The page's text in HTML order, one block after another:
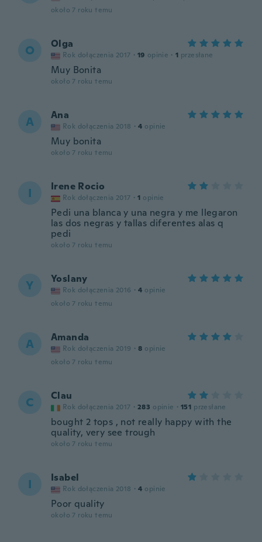
około 7 roku temu
O Olga
Rok dołączenia 2017 · 19 opinie · 1 przesłane
Muy Bonita
około 7 roku temu
A Ana
Rok dołączenia 2018 · 4 opinie
Muy bonita
około 7 roku temu
I Irene Rocio
Rok dołączenia 2017 · 1 opinie
Pedi una blanca y una negra y me llegaron
las dos negras y tallas diferentes alas q
pedi
około 7 roku temu
Y Yoslany
Rok dołączenia 2016 · 4 opinie
około 7 roku temu
A Amanda
Rok dołączenia 2019 · 8 opinie
około 7 roku temu
C Clau
Rok dołączenia 2017 · 283 opinie · 151 przesłane
bought 2 tops , not really happy with the
quality, very see trough
około 7 roku temu
I Isabel
Rok dołączenia 2018 · 4 opinie
Poor quality
około 7 roku temu